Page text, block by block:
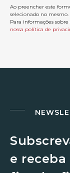
Ao preencher este
selecionado no mesmo.
Para informações
nossa política de
e